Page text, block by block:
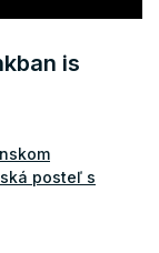
is
posteľ s